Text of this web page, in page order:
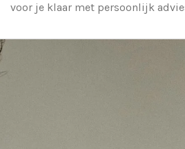
voor je klaar met persoonlijk